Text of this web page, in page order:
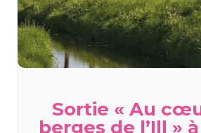
Sortie « Au
berges de l’Ill »